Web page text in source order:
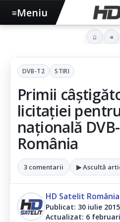
DVB-T2 STIRI
Primii
licitației
națională
România
3 comentarii ▶ Ascultă
HD Satelit România
Publicat: 30 iulie 2015
Actualizat: 6
≡Meniu
⌂ «